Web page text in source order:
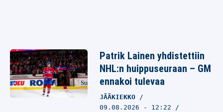
Patrik Lainen yhdistettiin
NHL:n huippuseuraan – GM
ennakoi tulevaa
JÄÄKIEKKO
09.08.2026 - 12:22